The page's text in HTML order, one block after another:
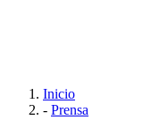
Inicio
- Prensa